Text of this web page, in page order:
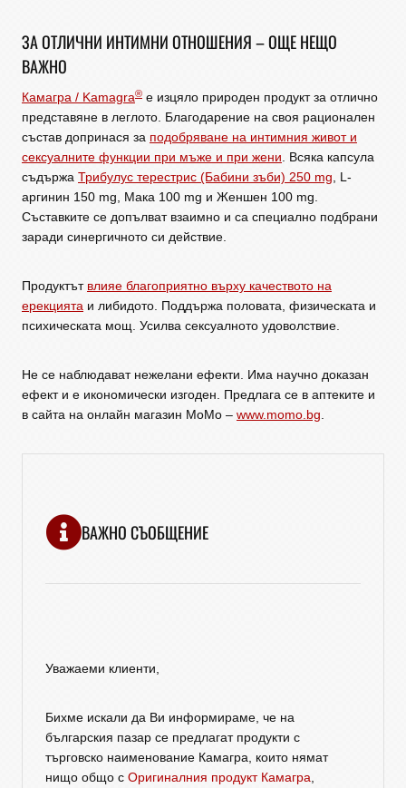
ЗА ОТЛИЧНИ ИНТИМНИ ОТНОШЕНИЯ – ОЩЕ НЕЩО
ВАЖНО
Камагра / Kamagra® е изцяло природен продукт за отлично
представяне в леглото. Благодарение на своя рационален
състав допринася за подобряване на интимния живот и
сексуалните функции при мъже и при жени. Всяка капсула
съдържа Трибулус терестрис (Бабини зъби) 250 mg, L-
аргинин 150 mg, Мака 100 mg и Женшен 100 mg.
Съставките се допълват взаимно и са специално подбрани
заради синергичното си действие.
Продуктът влияе благоприятно върху качеството на
ерекцията и либидото. Поддържа половата, физическата и
психическата мощ. Усилва сексуалното удоволствие.
Не се наблюдават нежелани ефекти. Има научно доказан
ефект и е икономически изгоден. Предлага се в аптеките и
в сайта на онлайн магазин МоМо – www.momo.bg.
ВАЖНО СЪОБЩЕНИЕ
Уважаеми клиенти,
Бихме искали да Ви информираме, че на
българския пазар се предлагат продукти с
търговско наименование Камагра, които нямат
нищо общо с Оригиналния продукт Камагра,